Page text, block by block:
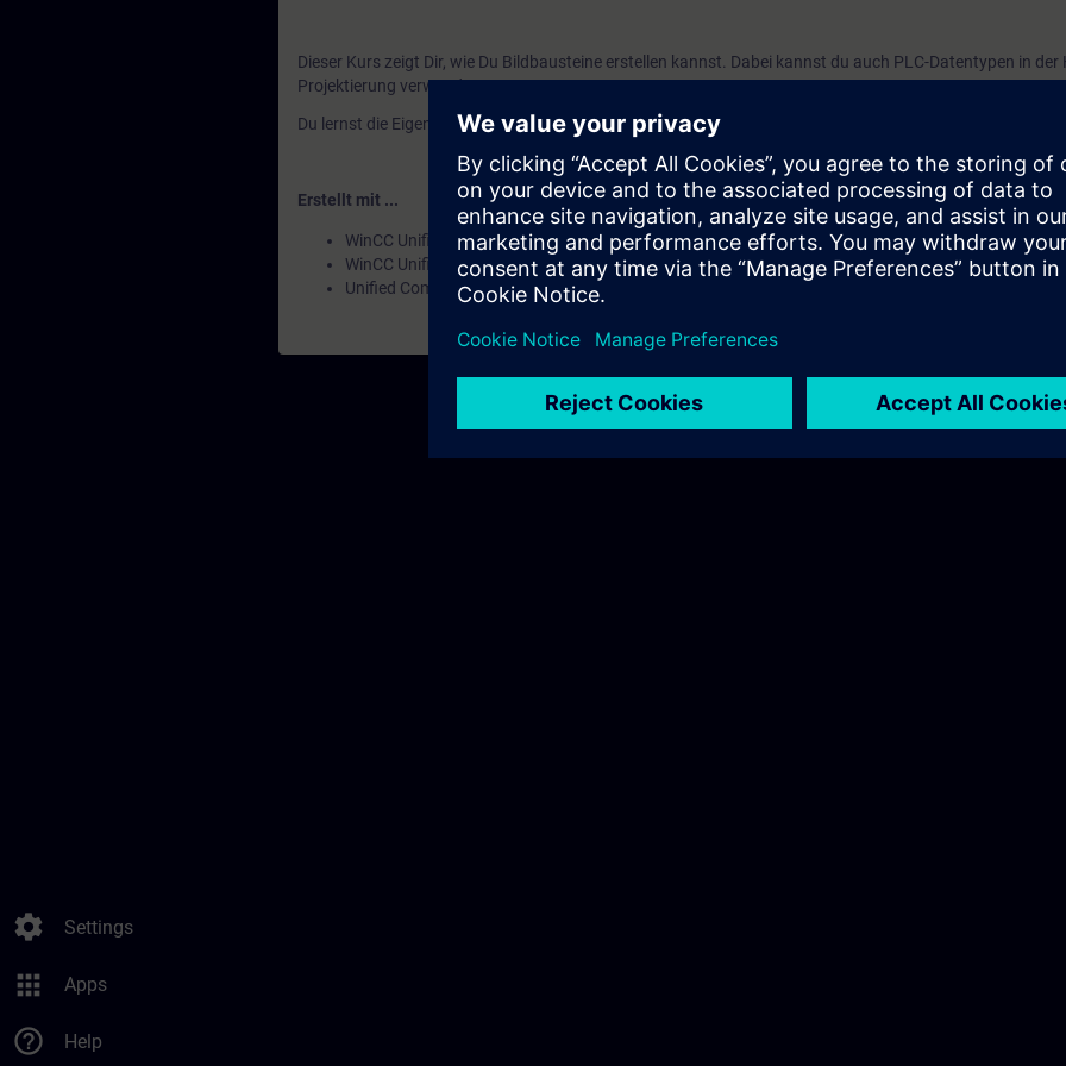
settings Settings
apps Apps
help_outline Help
Dieser Kurs zeigt Dir, wie Du Bildbausteine erstellen kannst. Dabei kannst du auch PLC-Datentypen in der
Projektierung verwenden.
Du lernst die Eigenschaften-Schnittstelle von Bildbausteinen kennen und kannst Bildbausteine als Popup
Erstellt mit ...
WinCC Unified Engineering V20
WinCC Unified PC Runtime V20
Unified Comfort Panels